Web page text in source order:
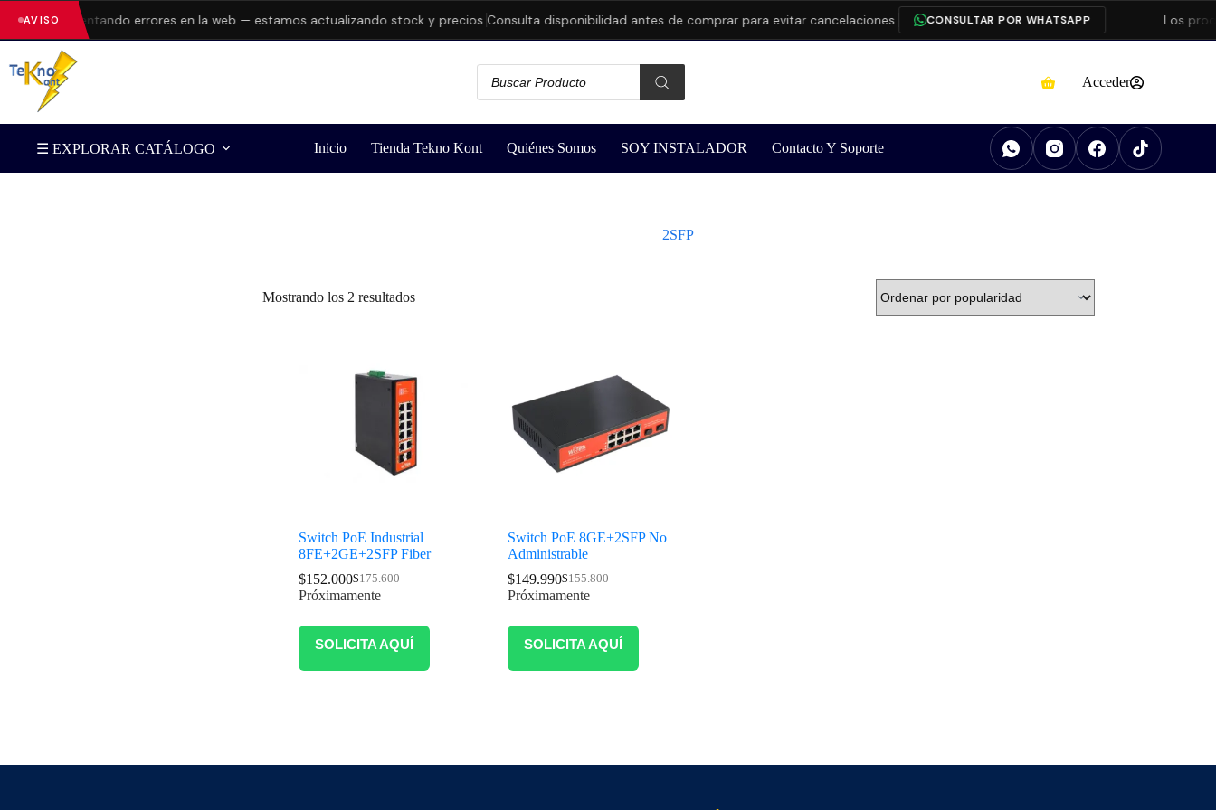
AVISO
están presentando errores en la web — estamos actualizando stock y precios.Consulta disponibilidad antes de comprar para evitar cancelaciones. CONSULTAR POR WHATSAPP Los
Acceder
☰ EXPLORAR CATÁLOGO Inicio Tienda Tekno Kont Quiénes Somos SOY INSTALADOR Contacto Y Soporte
2SFP
Mostrando los 2 resultados
Switch PoE Industrial
8FE+2GE+2SFP Fiber
$175.600
$152.000
Próximamente
SOLICITA AQUÍ
Switch PoE 8GE+2SFP No
Administrable
$155.800
$149.990
Próximamente
SOLICITA AQUÍ